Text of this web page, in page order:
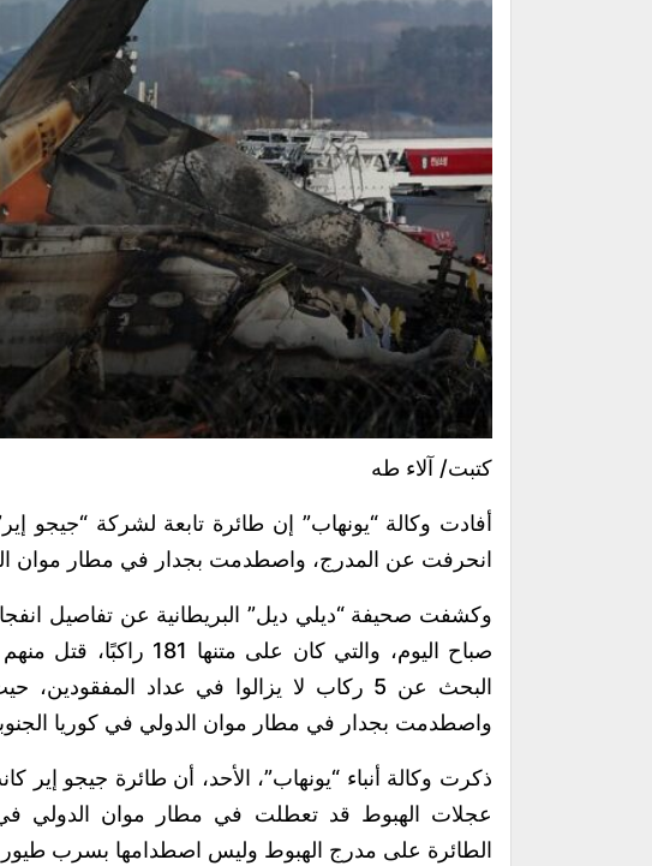
كتبت/ آلاء طه
انحرفت عن المدرج، واصطدمت بجدار في مطار موان
وكشفت صحيفة “ديلي ديل” البريطانية عن تفاصيل
البحث عن 5 ركاب لا يزالوا في عداد
واصطدمت بجدار في مطار موان الدولي في كوريا
ذكرت وكالة أنباء “يونهاب”، الأحد، أن طائرة جيجو إير
عجلات الهبوط قد تعطلت في مطار موان الدولي في
الطائرة على مدرج الهبوط وليس اصطدامها بسرب طيور